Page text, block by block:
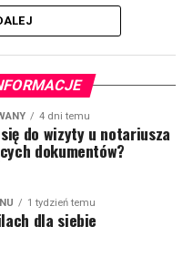
stalowych nogach.
i nie przytłaczają
lepiej prezentują się
drewnianym
znaleźć w ofercie
się w meblach
(więcej…)
4 dni temu
do wizyty u notariusza
dokumentów?
1 tydzień temu
dla siebie